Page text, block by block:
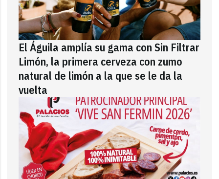
El Águila amplía su gama con Sin Filtrar
Limón, la primera cerveza con zumo
natural de limón a la que se le da la
vuelta